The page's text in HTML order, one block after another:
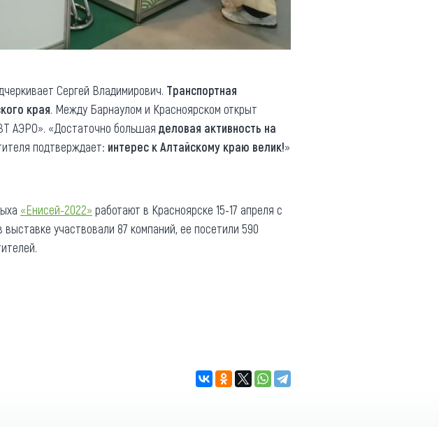
Сергей Владимирович. Транспортная
края. Между Барнаулом и Красноярском открыт
АЭРО». «Достаточно большая деловая активность на
подтверждает: интерес к Алтайскому краю велик!»
«Енисей-2022» работают в Красноярске 15-17 апреля с
участвовали 87 компаний, ее посетили 590